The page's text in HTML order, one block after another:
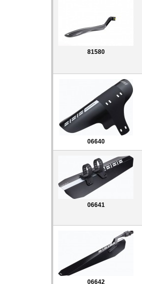
81580
06640
06641
06642